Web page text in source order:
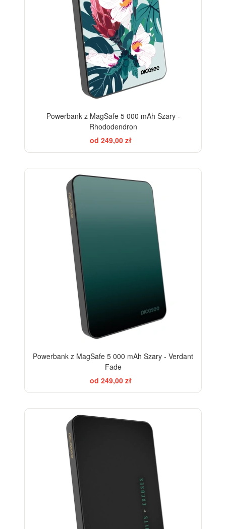
Powerbank z MagSafe 5 000 mAh Szary -
Rhododendron
od 249,00 zł
Powerbank z MagSafe 5 000 mAh Szary - Verdant
Fade
od 249,00 zł